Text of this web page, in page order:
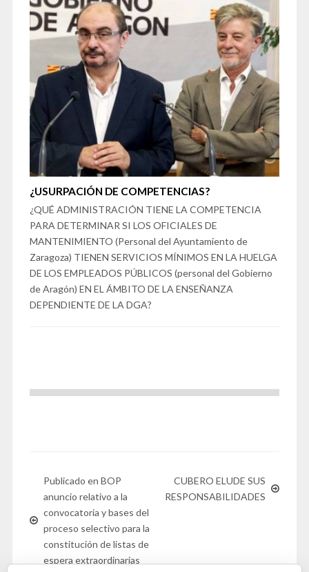
¿USURPACIÓN DE COMPETENCIAS?
¿QUÉ ADMINISTRACIÓN TIENE LA COMPETENCIA
PARA DETERMINAR SI LOS OFICIALES DE
MANTENIMIENTO (Personal del Ayuntamiento de
Zaragoza) TIENEN SERVICIOS MÍNIMOS EN LA HUELGA
DE LOS EMPLEADOS PÚBLICOS (personal del Gobierno
de Aragón) EN EL ÁMBITO DE LA ENSEÑANZA
DEPENDIENTE DE LA DGA?
Publicado en BOP
anuncio relativo a la
convocatoria y bases del
proceso selectivo para la
constitución de listas de
espera extraordinarias
CUBERO ELUDE SUS
RESPONSABILIDADES